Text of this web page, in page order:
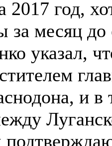
2017 год,
за месяц
указал,
и в